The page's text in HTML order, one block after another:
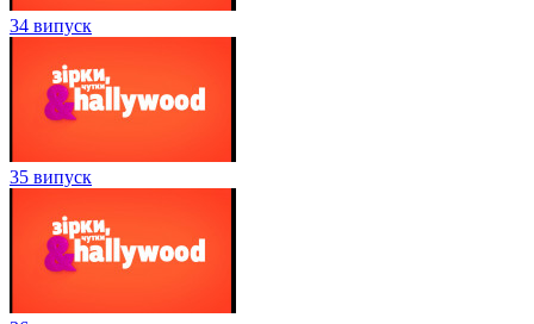
34 випуск
35 випуск